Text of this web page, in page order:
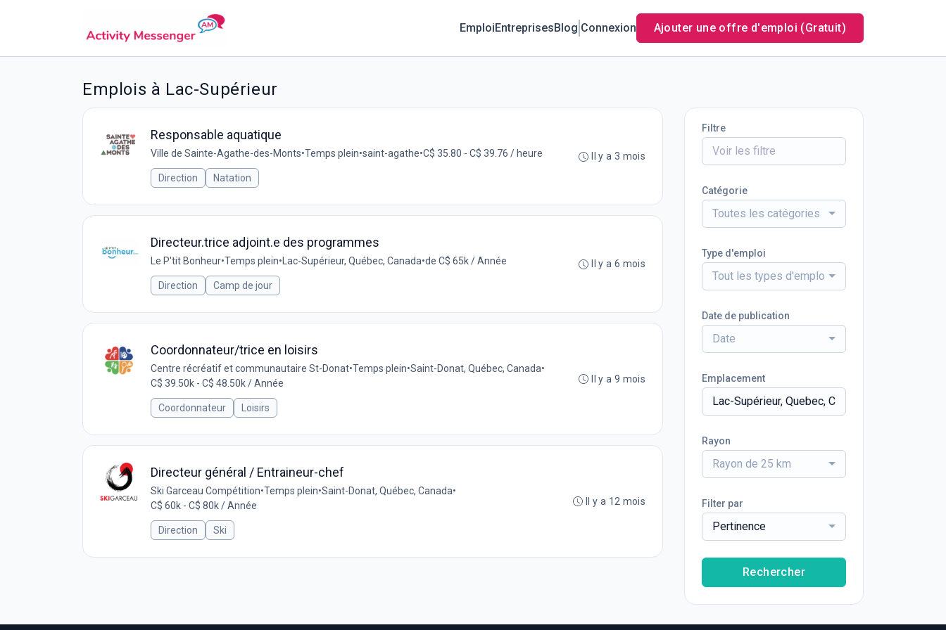
EmploiEntreprisesBlog Connexion Ajouter une offre d'emploi (Gratuit)
Emplois à Lac-Supérieur
Responsable aquatique
Ville de Sainte-Agathe-des-Monts•Temps plein•saint-agathe•C$ 35.80 - C$ 39.76 / heure
Direction Natation
Il y a 3 mois
Directeur.trice adjoint.e des programmes
Le P'tit Bonheur•Temps plein• Lac-Supérieur, Québec, Canada•de C$ 65k / Année
Direction Camp de jour
Il y a 6 mois
Coordonnateur/trice en loisirs
Centre récréatif et communautaire St-Donat•Temps plein•Saint-Donat, Québec, Canada•
C$ 39.50k - C$ 48.50k / Année
Coordonnateur Loisirs
Il y a 9 mois
Directeur général / Entraineur-chef
Ski Garceau Compétition•Temps plein•Saint-Donat, Québec, Canada•
C$ 60k - C$ 80k / Année
Direction Ski
Il y a 12 mois
Filtre
Catégorie
Toutes les catégories
Type d'emploi
Tout les types d'emploi
Date de publication
Date
Emplacement
Rayon
Rayon de 25 km
Filter par
Pertinence
Rechercher